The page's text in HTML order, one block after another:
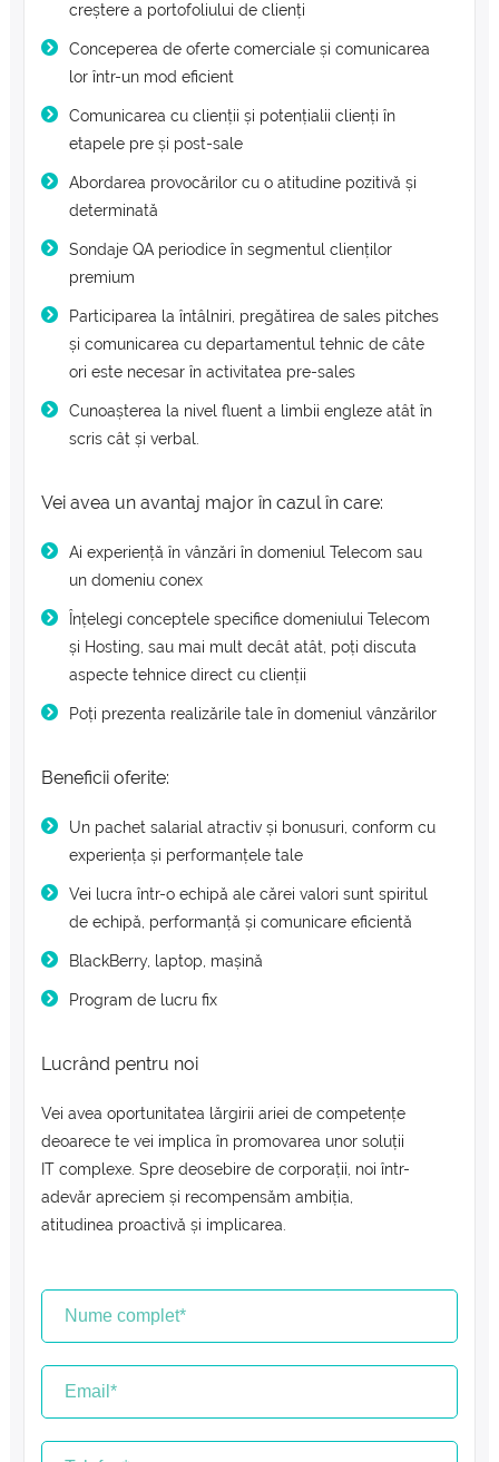
creștere a portofoliului de clienți
Conceperea de oferte comerciale și comunicarea
lor într-un mod eficient
Comunicarea cu clienții și potențialii clienți în
etapele pre și post-sale
Abordarea provocărilor cu o atitudine pozitivă și
determinată
Sondaje QA periodice în segmentul clienților
premium
Participarea la întâlniri, pregătirea de sales pitches
și comunicarea cu departamentul tehnic de câte
ori este necesar în activitatea pre-sales
Cunoașterea la nivel fluent a limbii engleze atât în
scris cât și verbal.
Vei avea un avantaj major în cazul în care:
Ai experiență în vânzări în domeniul Telecom sau
un domeniu conex
Înțelegi conceptele specifice domeniului Telecom
și Hosting, sau mai mult decât atât, poți discuta
aspecte tehnice direct cu clienții
Poți prezenta realizările tale în domeniul vânzărilor
Beneficii oferite:
Un pachet salarial atractiv și bonusuri, conform cu
experiența și performanțele tale
Vei lucra într-o echipă ale cărei valori sunt spiritul
de echipă, performanță și comunicare eficientă
BlackBerry, laptop, mașină
Program de lucru fix
Lucrând pentru noi
Vei avea oportunitatea lărgirii ariei de competențe
deoarece te vei implica în promovarea unor soluții
IT complexe. Spre deosebire de corporații, noi într-
adevăr apreciem și recompensăm ambiția,
atitudinea proactivă și implicarea.